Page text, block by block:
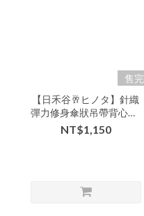
售完
【日禾谷🥂ヒノタ】針織
彈力修身傘狀吊帶背心裙-
xxx-311401▶
NT$1,150